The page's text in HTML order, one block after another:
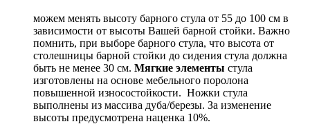
можем менять высоту барного стула от 55 до 100 см в
зависимости от высоты Вашей барной стойки. Важно
помнить, при выборе барного стула, что высота от
столешницы барной стойки до сидения стула должна
быть не менее 30 см. Мягкие элементы стула
изготовлены на основе мебельного поролона
повышенной износостойкости. Ножки стула
выполнены из массива дуба/березы. За изменение
высоты предусмотрена наценка 10%.